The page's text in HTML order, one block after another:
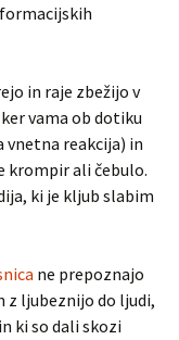
in raje zbežijo v
vama ob dotiku
vnetna reakcija) in
krompir ali čebulo.
ki je kljub slabim
ne prepoznajo
z ljubeznijo do ljudi,
ki so dali skozi